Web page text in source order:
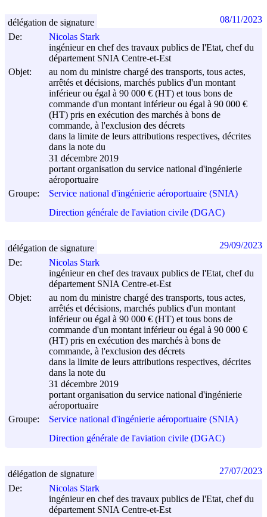
De:
Nicolas Stark
ingénieur en chef des travaux publics de l'Etat, chef du
département SNIA Centre-et-Est
Objet:
au nom du ministre chargé des transports, tous actes,
arrêtés et décisions, marchés publics d'un montant
inférieur ou égal à 90 000 € (HT) et tous bons de
commande d'un montant inférieur ou égal à 90 000 €
(HT) pris en exécution des marchés à bons de
commande, à l'exclusion des décrets
dans la limite de leurs attributions respectives, décrites
dans la note du
31 décembre 2019
portant organisation du service national d'ingénierie
aéroportuaire
Groupe:
Service national d'ingénierie aéroportuaire (SNIA)
Direction générale de l'aviation civile (DGAC)
délégation de signature 08/11/2023
De:
Nicolas Stark
ingénieur en chef des travaux publics de l'Etat, chef du
département SNIA Centre-et-Est
Objet:
au nom du ministre chargé des transports, tous actes,
arrêtés et décisions, marchés publics d'un montant
inférieur ou égal à 90 000 € (HT) et tous bons de
commande d'un montant inférieur ou égal à 90 000 €
(HT) pris en exécution des marchés à bons de
commande, à l'exclusion des décrets
dans la limite de leurs attributions respectives, décrites
dans la note du
31 décembre 2019
portant organisation du service national d'ingénierie
aéroportuaire
Groupe:
Service national d'ingénierie aéroportuaire (SNIA)
Direction générale de l'aviation civile (DGAC)
délégation de signature 29/09/2023
De:
Nicolas Stark
ingénieur en chef des travaux publics de l'Etat, chef du
département SNIA Centre-et-Est
délégation de signature 27/07/2023